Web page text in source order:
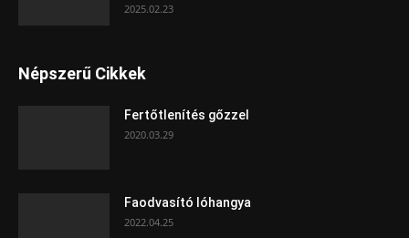
2025.02.23
Népszerű Cikkek
Fertőtlenítés gőzzel
2020.03.29
Faodvasító lóhangya
2022.04.25